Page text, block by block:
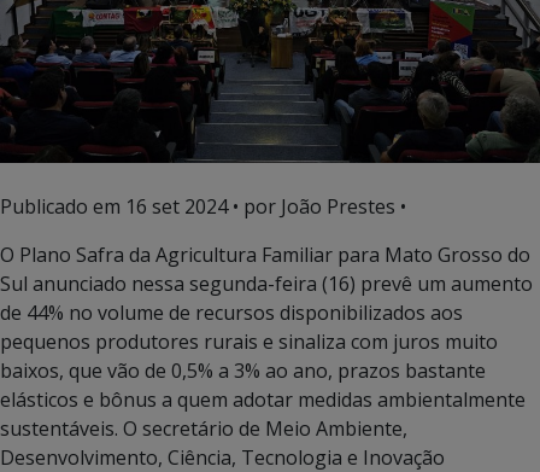
Publicado em 16 set 2024• por João Prestes •
O Plano Safra da Agricultura Familiar para Mato Grosso do
Sul anunciado nessa segunda-feira (16) prevê um aumento
de 44% no volume de recursos disponibilizados aos
pequenos produtores rurais e sinaliza com juros muito
baixos, que vão de 0,5% a 3% ao ano, prazos bastante
elásticos e bônus a quem adotar medidas ambientalmente
sustentáveis. O secretário de Meio Ambiente,
Desenvolvimento, Ciência, Tecnologia e Inovação